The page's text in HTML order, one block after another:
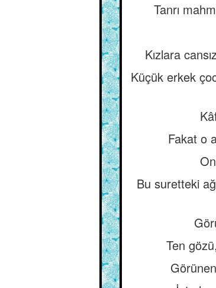
Tanrı
Kızlara
Küçük erkek
Fakat o
Bu suretteki
Ten